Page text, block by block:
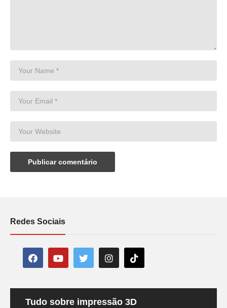
Redes Sociais
Tudo sobre impressão 3D